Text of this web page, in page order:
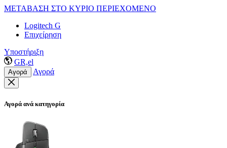
ΜΕΤΑΒΑΣΗ ΣΤΟ ΚΥΡΙΟ ΠΕΡΙΕΧΟΜΕΝΟ
Logitech G
Επιχείρηση
Υποστήριξη
GR,el
Αγορά Αγορά
Αγορά ανά κατηγορία